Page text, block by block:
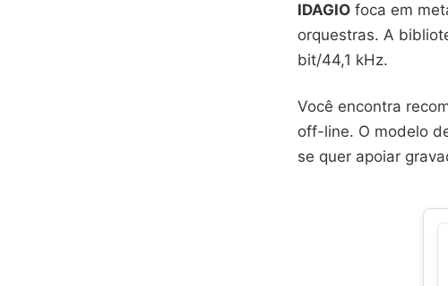
IDAGIO foca em
orquestras. A
bit/44,1 kHz.
Você encontra
off-line. O modelo
se quer apoiar